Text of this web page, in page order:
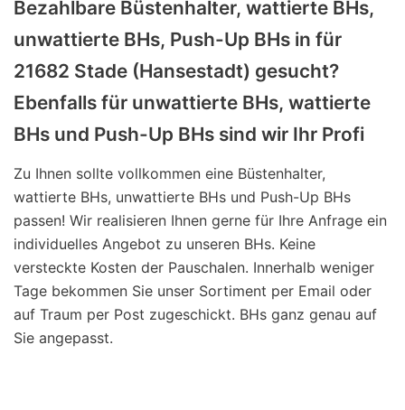
Bezahlbare Büstenhalter, wattierte BHs,
unwattierte BHs, Push-Up BHs in für
21682 Stade (Hansestadt) gesucht?
Ebenfalls für unwattierte BHs, wattierte
BHs und Push-Up BHs sind wir Ihr Profi
Zu Ihnen sollte vollkommen eine Büstenhalter,
wattierte BHs, unwattierte BHs und Push-Up BHs
passen! Wir realisieren Ihnen gerne für Ihre Anfrage ein
individuelles Angebot zu unseren BHs. Keine
versteckte Kosten der Pauschalen. Innerhalb weniger
Tage bekommen Sie unser Sortiment per Email oder
auf Traum per Post zugeschickt. BHs ganz genau auf
Sie angepasst.